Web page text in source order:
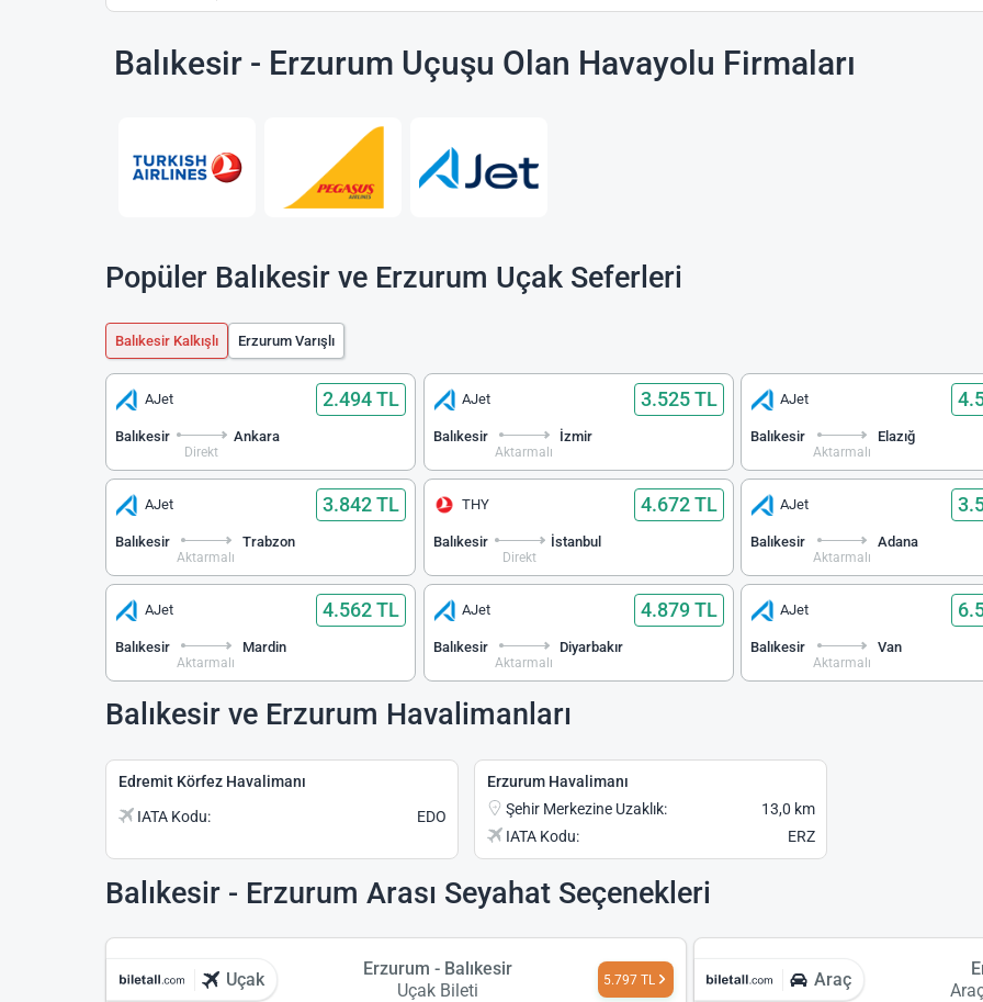
Balıkesir - Erzurum Uçuşu Olan Havayolu Firmaları
Popüler Balıkesir ve Erzurum Uçak Seferleri
Balıkesir Kalkışlı Erzurum Varışlı
AJet 2.494 TL
Balıkesir
Direkt
Ankara
AJet 3.525 TL
Balıkesir
Aktarmalı
İzmir
AJet
Balıkesir
Aktarmalı
Elazığ
AJet 3.842 TL
Balıkesir
Aktarmalı
Trabzon
THY 4.672 TL
Balıkesir
Direkt
İstanbul
AJet
Balıkesir
Aktarmalı
Adana
AJet 4.562 TL
Balıkesir
Aktarmalı
Mardin
AJet 4.879 TL
Balıkesir
Aktarmalı
Diyarbakır
AJet
Balıkesir
Aktarmalı
Van
Balıkesir ve Erzurum Havalimanları
Edremit Körfez Havalimanı
IATA Kodu:
EDO
Erzurum Havalimanı
Şehir Merkezine Uzaklık:
13,0 km
IATA Kodu:
ERZ
Balıkesir - Erzurum Arası Seyahat Seçenekleri
Uçak
Erzurum - Balıkesir
Uçak Bileti
5.797 TL Araç